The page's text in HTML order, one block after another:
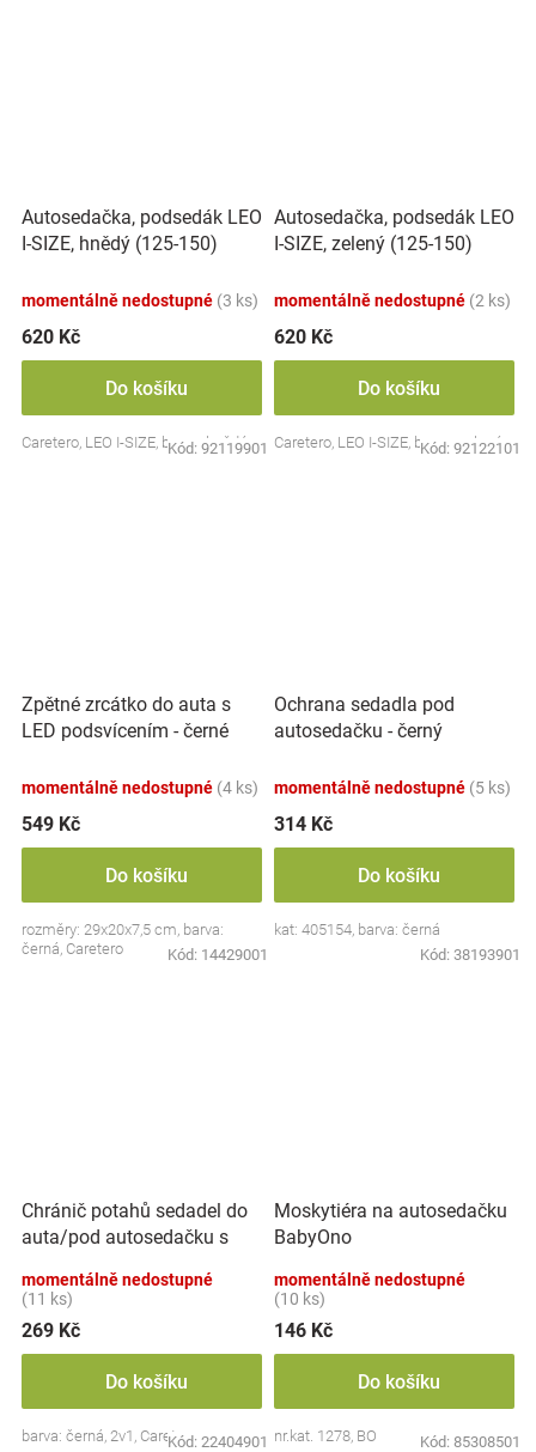
Autosedačka, podsedák LEO
I-SIZE, hnědý (125-150)
momentálně nedostupné (3 ks)
620 Kč
Do košíku
Caretero, LEO I-SIZE, barva: hnědá
Kód: 92119901
Autosedačka, podsedák LEO
I-SIZE, zelený (125-150)
momentálně nedostupné (2 ks)
620 Kč
Do košíku
Caretero, LEO I-SIZE, barva: zelená
Kód: 92122101
Zpětné zrcátko do auta s
LED podsvícením - černé
momentálně nedostupné (4 ks)
549 Kč
Do košíku
rozměry: 29x20x7,5 cm, barva:
černá, Caretero
Kód: 14429001
Ochrana sedadla pod
autosedačku - černý
momentálně nedostupné (5 ks)
314 Kč
Do košíku
kat: 405154, barva: černá
Kód: 38193901
Chránič potahů sedadel do
auta/pod autosedačku s
momentálně nedostupné
(11 ks)
269 Kč
Do košíku
barva: černá, 2v1, Caretero
Kód: 22404901
Moskytiéra na autosedačku
BabyOno
momentálně nedostupné
(10 ks)
146 Kč
Do košíku
nr.kat. 1278, BO Kód: 85308501